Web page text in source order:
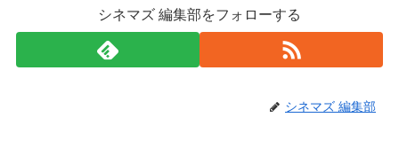
シネマズ 編集部をフォローする
シネマズ 編集部